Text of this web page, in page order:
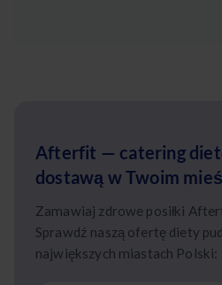
Afterfit — catering
dostawą w Twoim
Zamawiaj zdrowe posiłki
Sprawdź naszą ofertę diety
największych miastach Polski: